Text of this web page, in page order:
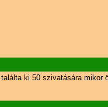
ki 50 szivatására